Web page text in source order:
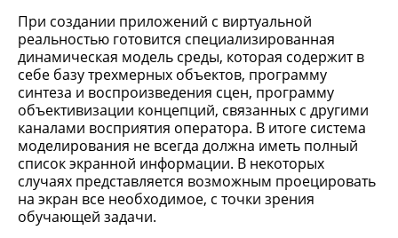
При создании приложений с виртуальной
реальностью готовится специализированная
динамическая модель среды, которая содержит в
себе базу трехмерных объектов, программу
синтеза и воспроизведения сцен, программу
объективизации концепций, связанных с другими
каналами восприятия оператора. В итоге система
моделирования не всегда должна иметь полный
список экранной информации. В некоторых
случаях представляется возможным проецировать
на экран все необходимое, с точки зрения
обучающей задачи.